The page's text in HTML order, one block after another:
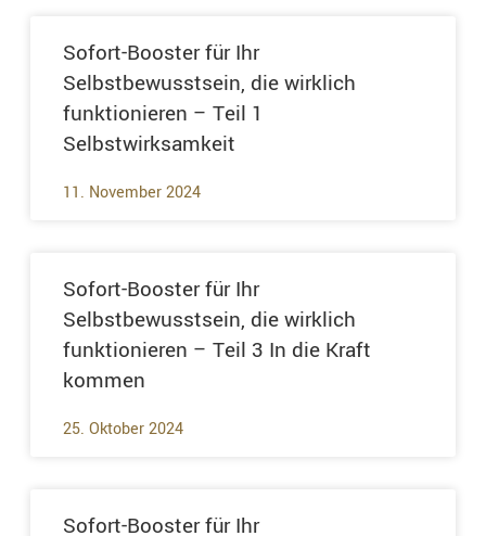
Sofort-Booster für Ihr
Selbstbewusstsein, die wirklich
funktionieren – Teil 1
Selbstwirksamkeit
11. November 2024
Sofort-Booster für Ihr
Selbstbewusstsein, die wirklich
funktionieren – Teil 3 In die Kraft
kommen
25. Oktober 2024
Sofort-Booster für Ihr